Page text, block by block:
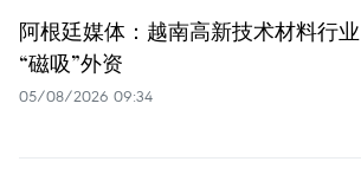
阿根廷媒体：越南高新技术材料行业
“磁吸”外资
05/08/2026 09:34